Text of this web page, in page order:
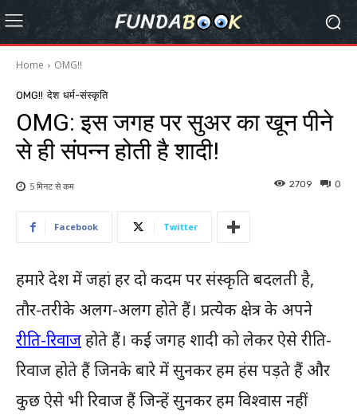
Home OMG!!
OMG!! देश धर्म-संस्कृति
OMG: इस जगह पर सुअर का खून पीने
से ही संपन्न होती है शादी!
0
2709
5 मिनट सेकम
Facebook Twitter
हमारे देश में जहां हर दो कदम पर संस्कृति बदलती है,
तौर-तरीके अलग-अलग होते हैं। प्रत्येक क्षेत्र के अपने
रीति-रिवाजहोते हैं। कई जगह शादी को लेकर ऐसे रीति-
रिवाज होते हैं जिनके बारे में सुनकर हम हंस पड़ते हैं और
कुछ ऐसे भी रिवाज हैं जिन्हें सुनकर हम विश्वास नहीं